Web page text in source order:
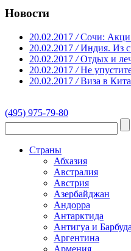
Новости
20.02.2017 / Сочи:
20.02.2017 / Индия. Из
20.02.2017 / Отдых и
20.02.2017 / Не
20.02.2017 / Виза в
(495) 975-79-80
Страны
Абхазия
Австралия
Австрия
Азербайджан
Андорра
Антарктида
Антигуа и Барбуда
Аргентина
Армения